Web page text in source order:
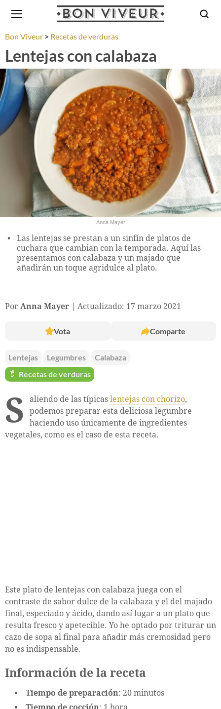
Bon Viveur Recetas de verduras
Lentejas con calabaza
Anna Mayer
Las lentejas se prestan a un sinfín de platos de
cuchara que cambian con la temporada. Aquí las
presentamos con calabaza y un majado que
añadirán un toque agridulce al plato.
Por Anna Mayer Actualizado: 17 marzo 2021
Vota Comparte
Lentejas Legumbres
Calabaza
🥬 Recetas de verduras
S aliendo de las típicas lentejas con chorizo,
podemos preparar esta deliciosa legumbre
haciendo uso únicamente de ingredientes
vegetales, como es el caso de esta receta.
Este plato de lentejas con calabaza juega con el
contraste de sabor dulce de la calabaza y el del majado
final, especiado y ácido, dando así lugar a un plato que
resulta fresco y apetecible. Yo he optado por triturar un
cazo de sopa al final para añadir más cremosidad pero
no es indispensable.
Información de la receta
Tiempo de preparación: 20 minutos